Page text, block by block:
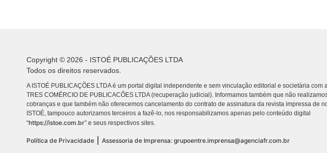
Copyright © 2026 - ISTOÉ PUBLICAÇÕES LTDA
Todos os direitos reservados.
A ISTOÉ PUBLICAÇÕES LTDA é um portal digital independente e sem vinculação editorial e societária com
TRES COMÉRCIO DE PUBLICACÕES LTDA (recuperação judicial). Informamos também que não
cobranças e que também não oferecemos cancelamento do contrato de assinatura da revista impressa de
ISTOÉ, tampouco autorizamos terceiros a fazê-lo, nos responsabilizamos apenas pelo conteúdo digital
“https://istoe.com.br” e seus respectivos sites.
Política de Privacidade Assessoria de Imprensa: grupoentre.imprensa@agenciafr.com.br